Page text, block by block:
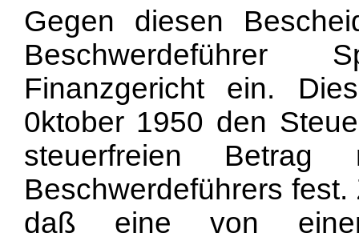
Gegen diesen
Beschwerdeführer
Finanzgericht ein.
0ktober 1950 den
steuerfreien
Beschwerdeführers
daß eine von